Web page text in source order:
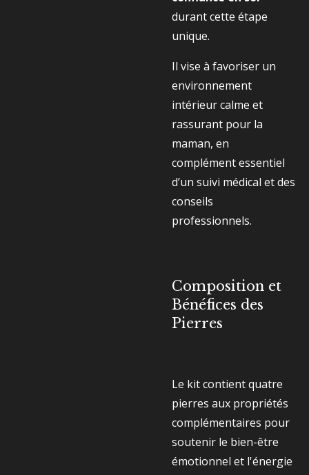
durant cette étape
unique.
Il vise à favoriser un
environnement
intérieur calme et
rassurant pour la
maman, en
complément essentiel
d’un suivi médical et des
conseils
professionnels.
Composition et
Bénéfices des
Pierres
Le kit contient quatre
pierres aux propriétés
complémentaires pour
soutenir le bien-être
émotionnel et l'énergie